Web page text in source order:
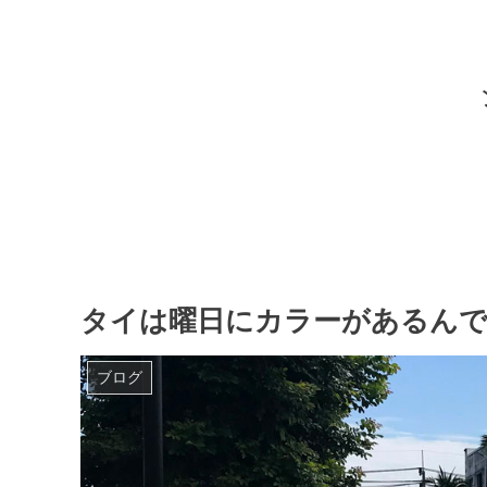
タイは曜日にカラーがあるん
ブログ